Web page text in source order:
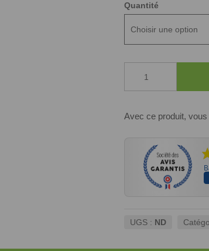
Quantité
FLEURS
SUPER
Avec ce produit, vous
UGS : ND